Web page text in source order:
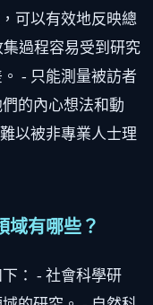
可以有效地反映總
過程容易受到研究
- 只能測量被訪者
的內心想法和動
以被非專業人士理
域有哪些？
： - 社會科學研